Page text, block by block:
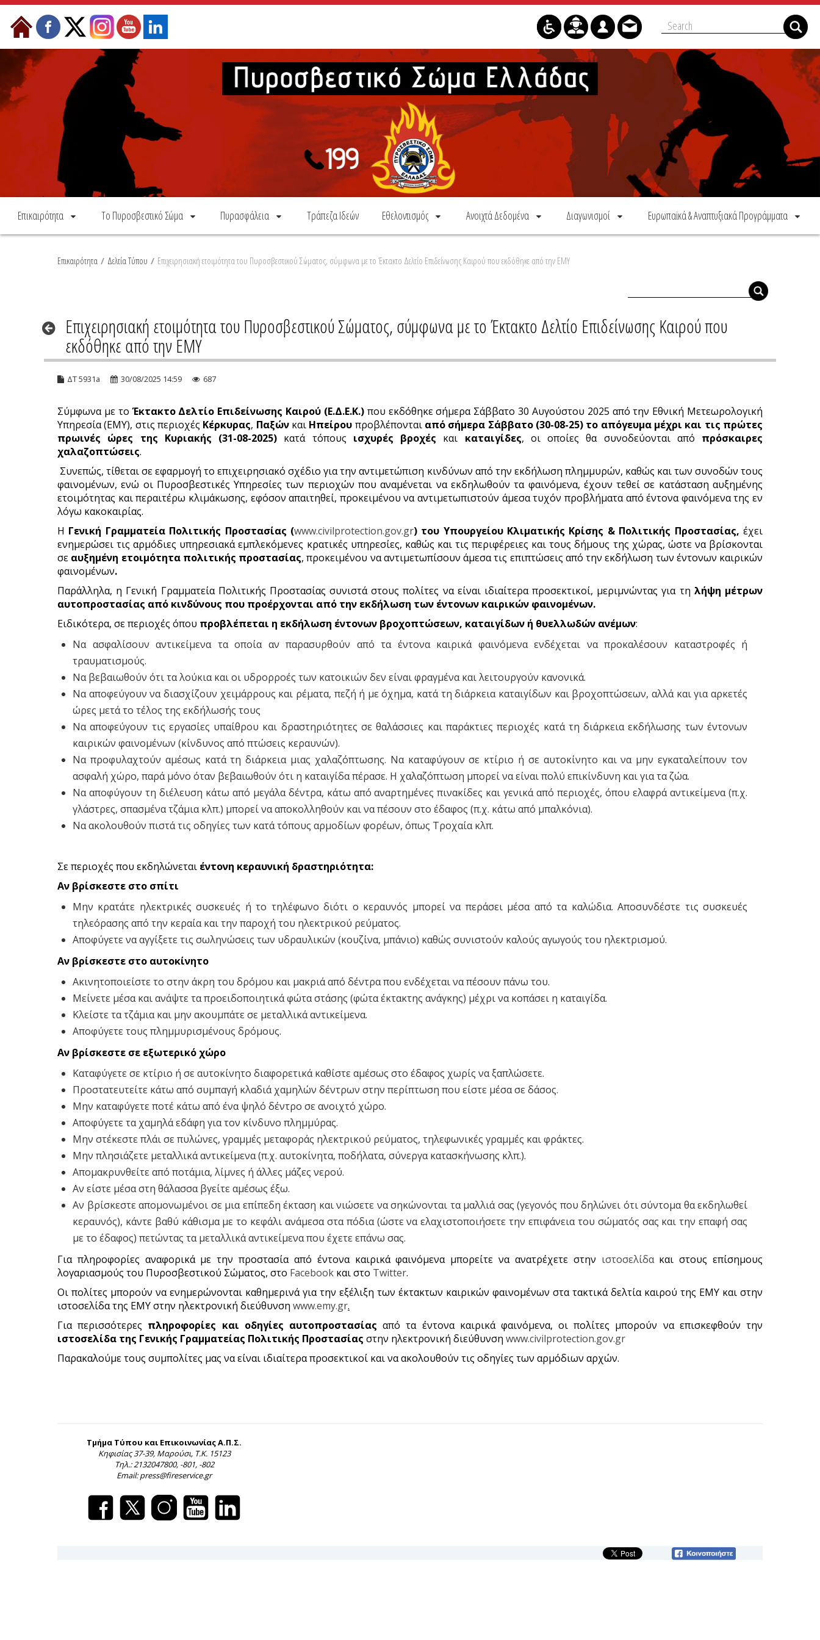
Skip to Content
Επικαιρότητα Το Πυροσβεστικό Σώμα Πυρασφάλεια Τράπεζα Ιδεών Εθελοντισμός Ανοιχτά Δεδομένα Διαγωνισμοί Ευρωπαϊκά & Αναπτυξιακά Προγράμματα
Επικαιρότητα / Δελτία Τύπου / Επιχειρησιακή ετοιμότητα του Πυροσβεστικού Σώματος, σύμφωνα με το Έκτακτο Δελτίο Επιδείνωσης Καιρού που εκδόθηκε από την ΕΜΥ
Επιχειρησιακή ετοιμότητα του Πυροσβεστικού Σώματος, σύμφωνα με το Έκτακτο Δελτίο Επιδείνωσης Καιρού που
εκδόθηκε από την ΕΜΥ
ΔΤ 5931a 30/08/2025 14:59 687
Σύμφωνα με τοΈκτακτο Δελτίο Επιδείνωσης Καιρού (Ε.Δ.Ε.Κ.) που εκδόθηκε σήμερα Σάββατο 30 Αυγούστου 2025 από την Εθνική Μετεωρολογική
Υπηρεσία (ΕΜΥ), στις περιοχές Κέρκυρας, Παξών και Ηπείρου προβλέπονται από σήμερα Σάββατο (30-08-25) το απόγευμα μέχρι και τις πρώτες
πρωινές ώρες της Κυριακής (31-08-2025) κατά τόπους ισχυρές βροχές και καταιγίδες, οι οποίες θα συνοδεύονται από πρόσκαιρες
χαλαζοπτώσεις.
Συνεπώς, τίθεται σε εφαρμογή το επιχειρησιακό σχέδιο για την αντιμετώπιση κινδύνων από την εκδήλωση πλημμυρών, καθώς και των συνοδών τους
φαινομένων, ενώ οι Πυροσβεστικές Υπηρεσίες των περιοχών που αναμένεται να εκδηλωθούν τα φαινόμενα, έχουν τεθεί σε κατάσταση αυξημένης
ετοιμότητας και περαιτέρω κλιμάκωσης, εφόσον απαιτηθεί, προκειμένου να αντιμετωπιστούν άμεσα τυχόν προβλήματα από έντονα φαινόμενα της εν
λόγω κακοκαιρίας.
Η Γενική Γραμματεία Πολιτικής Προστασίας (www.civilprotection.gov.gr) του Υπουργείου Κλιματικής Κρίσης & Πολιτικής Προστασίας, έχει
ενημερώσει τις αρμόδιες υπηρεσιακά εμπλεκόμενες κρατικές υπηρεσίες, καθώς και τις περιφέρειες και τους δήμους της χώρας, ώστε να βρίσκονται
σε αυξημένη ετοιμότητα πολιτικής προστασίας, προκειμένου να αντιμετωπίσουν άμεσα τις επιπτώσεις από την εκδήλωση των έντονων καιρικών
φαινομένων.
Παράλληλα, η Γενική Γραμματεία Πολιτικής Προστασίας συνιστά στους πολίτες να είναι ιδιαίτερα προσεκτικοί, μεριμνώντας για τη λήψη μέτρων
αυτοπροστασίας από κινδύνους που προέρχονται από την εκδήλωση των έντονων καιρικών φαινομένων.
Ειδικότερα, σε περιοχές όπου προβλέπεται η εκδήλωση έντονων βροχοπτώσεων, καταιγίδων ή θυελλωδών ανέμων:
Να ασφαλίσουν αντικείμενα τα οποία αν παρασυρθούν από τα έντονα καιρικά φαινόμενα ενδέχεται να προκαλέσουν καταστροφές ή
τραυματισμούς.
Να βεβαιωθούν ότι τα λούκια και οι υδρορροές των κατοικιών δεν είναι φραγμένα και λειτουργούν κανονικά.
Να αποφεύγουν να διασχίζουν χειμάρρους και ρέματα, πεζή ή με όχημα, κατά τη διάρκεια καταιγίδων και βροχοπτώσεων, αλλά και για αρκετές
ώρες μετά το τέλος της εκδήλωσής τους
Να αποφεύγουν τις εργασίες υπαίθρου και δραστηριότητες σε θαλάσσιες και παράκτιες περιοχές κατά τη διάρκεια εκδήλωσης των έντονων
καιρικών φαινομένων (κίνδυνος από πτώσεις κεραυνών).
Να προφυλαχτούν αμέσως κατά τη διάρκεια μιας χαλαζόπτωσης. Να καταφύγουν σε κτίριο ή σε αυτοκίνητο και να μην εγκαταλείπουν τον
ασφαλή χώρο, παρά μόνο όταν βεβαιωθούν ότι η καταιγίδα πέρασε. Η χαλαζόπτωση μπορεί να είναι πολύ επικίνδυνη και για τα ζώα.
Να αποφύγουν τη διέλευση κάτω από μεγάλα δέντρα, κάτω από αναρτημένες πινακίδες και γενικά από περιοχές, όπου ελαφρά αντικείμενα (π.χ.
γλάστρες, σπασμένα τζάμια κλπ.) μπορεί να αποκολληθούν και να πέσουν στο έδαφος (π.χ. κάτω από μπαλκόνια).
Να ακολουθούν πιστά τις οδηγίες των κατά τόπους αρμοδίων φορέων, όπως Τροχαία κλπ.
Σε περιοχές που εκδηλώνεται έντονη κεραυνική δραστηριότητα:
Αν βρίσκεστε στο σπίτι
Μην κρατάτε ηλεκτρικές συσκευές ή το τηλέφωνο διότι ο κεραυνός μπορεί να περάσει μέσα από τα καλώδια. Αποσυνδέστε τις συσκευές
τηλεόρασης από την κεραία και την παροχή του ηλεκτρικού ρεύματος.
Αποφύγετε να αγγίξετε τις σωληνώσεις των υδραυλικών (κουζίνα, μπάνιο) καθώς συνιστούν καλούς αγωγούς του ηλεκτρισμού.
Αν βρίσκεστε στο αυτοκίνητο
Ακινητοποιείστε το στην άκρη του δρόμου και μακριά από δέντρα που ενδέχεται να πέσουν πάνω του.
Μείνετε μέσα και ανάψτε τα προειδοποιητικά φώτα στάσης (φώτα έκτακτης ανάγκης) μέχρι να κοπάσει η καταιγίδα.
Κλείστε τα τζάμια και μην ακουμπάτε σε μεταλλικά αντικείμενα.
Αποφύγετε τους πλημμυρισμένους δρόμους.
Αν βρίσκεστε σε εξωτερικό χώρο
Καταφύγετε σε κτίριο ή σε αυτοκίνητο διαφορετικά καθίστε αμέσως στο έδαφος χωρίς να ξαπλώσετε.
Προστατευτείτε κάτω από συμπαγή κλαδιά χαμηλών δέντρων στην περίπτωση που είστε μέσα σε δάσος.
Μην καταφύγετε ποτέ κάτω από ένα ψηλό δέντρο σε ανοιχτό χώρο.
Αποφύγετε τα χαμηλά εδάφη για τον κίνδυνο πλημμύρας.
Μην στέκεστε πλάι σε πυλώνες, γραμμές μεταφοράς ηλεκτρικού ρεύματος, τηλεφωνικές γραμμές και φράκτες.
Μην πλησιάζετε μεταλλικά αντικείμενα (π.χ. αυτοκίνητα, ποδήλατα, σύνεργα κατασκήνωσης κλπ.).
Απομακρυνθείτε από ποτάμια, λίμνες ή άλλες μάζες νερού.
Αν είστε μέσα στη θάλασσα βγείτε αμέσως έξω.
Αν βρίσκεστε απομονωμένοι σε μια επίπεδη έκταση και νιώσετε να σηκώνονται τα μαλλιά σας (γεγονός που δηλώνει ότι σύντομα θα εκδηλωθεί
κεραυνός), κάντε βαθύ κάθισμα με το κεφάλι ανάμεσα στα πόδια (ώστε να ελαχιστοποιήσετε την επιφάνεια του σώματός σας και την επαφή σας
με το έδαφος) πετώντας τα μεταλλικά αντικείμενα που έχετε επάνω σας.
Για πληροφορίες αναφορικά με την προστασία από έντονα καιρικά φαινόμενα μπορείτε να ανατρέχετε στην ιστοσελίδακαι στους επίσημους
λογαριασμούς του Πυροσβεστικού Σώματος, στο Facebook και στο Twitter.
Οι πολίτες μπορούν να ενημερώνονται καθημερινά για την εξέλιξη των έκτακτων καιρικών φαινομένων στα τακτικά δελτία καιρού της ΕΜΥ και στην
ιστοσελίδα της ΕΜΥ στην ηλεκτρονική διεύθυνση www.emy.gr.
Για περισσότερες πληροφορίες και οδηγίες αυτοπροστασίας από τα έντονα καιρικά φαινόμενα, οι πολίτες μπορούν να επισκεφθούν την
ιστοσελίδα της Γενικής Γραμματείας Πολιτικής Προστασίας στην ηλεκτρονική διεύθυνση www.civilprotection.gov.gr
Παρακαλούμε τους συμπολίτες μας να είναι ιδιαίτερα προσεκτικοί και να ακολουθούν τις οδηγίες των αρμόδιων αρχών.
Τμήμα Τύπου και Επικοινωνίας Α.Π.Σ.
Κηφισίας 37-39, Μαρούσι, Τ.Κ. 15123
Τηλ.: 2132047800, -801, -802
Email: press@fireservice.gr